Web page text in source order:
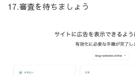
17.審査を待ちましょう